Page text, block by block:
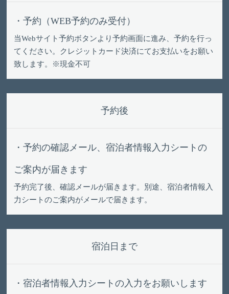
・予約（WEB予約のみ受付）
当Webサイト予約ボタンより予約画面に進み、予約を行っ
てください。クレジットカード決済にてお支払いをお願い
致します。※現金不可
予約後
・予約の確認メール、宿泊者情報入力シートの
ご案内が届きます
予約完了後、確認メールが届きます。別途、宿泊者情報入
力シートのご案内がメールで届きます。
宿泊日まで
・宿泊者情報入力シートの入力をお願いします